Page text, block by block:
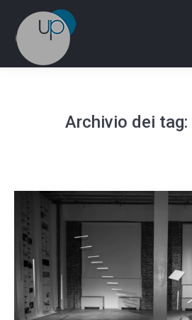
Archivio dei tag: